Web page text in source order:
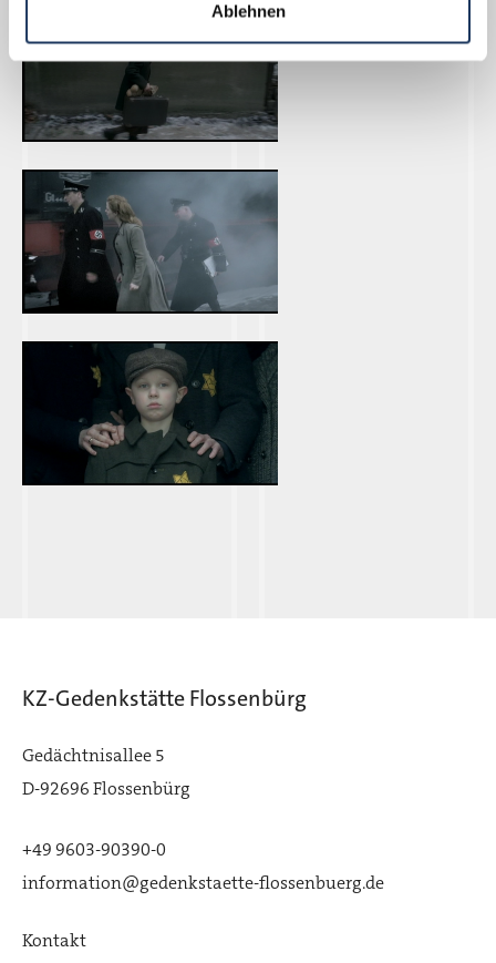
Ablehnen
KZ-Gedenkstätte Flossenbürg
Gedächtnisallee 5
D-92696 Flossenbürg
+49 9603-90390-0
information@gedenkstaette-flossenbuerg.de
Kontakt